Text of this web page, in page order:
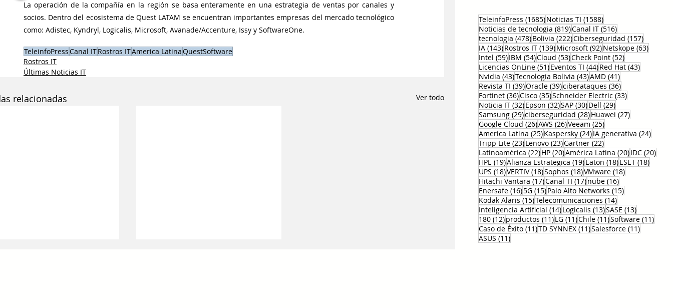
La operación de la compañía en la región se basa enteramente en una estrategia de ventas por canales y
socios. Dentro del ecosistema de Quest LATAM se encuentran importantes empresas del mercado tecnológico
como: Adistec, Kyndryl, Logicalis, Microsoft, Avanade/Accenture, Issy y SoftwareOne.
TeleinfoPressCanal ITRostros ITAmerica LatinaQuestSoftware
Rostros IT
Últimas Noticias IT
relacionadas Ver todo
TeleinfoPress (1685)1685 entradas
Noticias TI (1588)1588 entradas
Noticias de tecnologia (819)819 entradas
Canal IT (516)516 entradas
tecnologia (478)478 entradas
Bolivia (222)222 entradas
Ciberseguridad (157)157
IA (143)143 entradas
Rostros IT (139)139 entradas
Microsoft (92)92 entradas
Netskope (63)63
Intel (59)59 entradas
IBM (54)54 entradas
Cloud (53)53 entradas
Check Point (52)52 entradas
Licencias OnLine (51)51 entradas
Eventos TI (44)44 entradas
Red Hat (43)43
Nvidia (43)43 entradas
Tecnologia Bolivia (43)43 entradas
AMD (41)41 entradas
Revista TI (39)39 entradas
Oracle (39)39 entradas
ciberataques (36)36 entradas
Fortinet (36)36 entradas
Cisco (35)35 entradas
Schneider Electric (33)33 entradas
Noticia IT (32)32 entradas
Epson (32)32 entradas
SAP (30)30 entradas
Dell (29)29 entradas
Samsung (29)29 entradas
ciberseguridad (28)28 entradas
Huawei (27)27 entradas
Google Cloud (26)26 entradas
AWS (26)26 entradas
Veeam (25)25 entradas
America Latina (25)25 entradas
Kaspersky (24)24 entradas
IA generativa (24)24
Tripp Lite (23)23 entradas
Lenovo (23)23 entradas
Gartner (22)22 entradas
Latinoamérica (22)22 entradas
HP (20)20 entradas
América Latina (20)20 entradas
IDC (20)20
HPE (19)19 entradas
Alianza Estrategica (19)19 entradas
Eaton (18)18 entradas
ESET (18)18
UPS (18)18 entradas
VERTIV (18)18 entradas
Sophos (18)18 entradas
VMware (18)18 entradas
Hitachi Vantara (17)17 entradas
Canal TI (17)17 entradas
nube (16)16 entradas
Enersafe (16)16 entradas
5G (15)15 entradas
Palo Alto Networks (15)15 entradas
Kodak Alaris (15)15 entradas
Telecomunicaciones (14)14 entradas
Inteligencia Artificial (14)14 entradas
Logicalis (13)13 entradas
SASE (13)13
180 (12)12 entradas
productos (11)11 entradas
LG (11)11 entradas
Chile (11)11 entradas
Software (11)11
Caso de Éxito (11)11 entradas
TD SYNNEX (11)11 entradas
Salesforce (11)11
ASUS (11)11 entradas